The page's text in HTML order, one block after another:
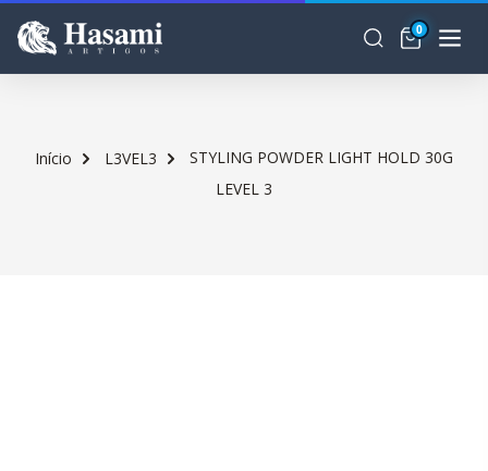
0
Início L3VEL3
STYLING POWDER LIGHT HOLD 30G
LEVEL 3